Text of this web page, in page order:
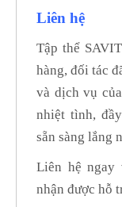
Liên hệ
Tập thể
hàng, đối tác
và dịch vụ
nhiệt tình,
sẵn sàng lắng
Liên hệ
nhận được hỗ